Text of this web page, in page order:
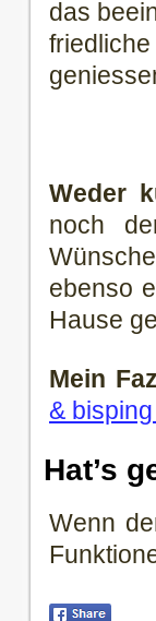
das
Weder
noch
ebenso
Hause
Mein
&
Hat’s
Wenn